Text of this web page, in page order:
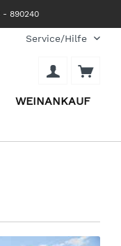
- 890240
Service/Hilfe
WEINANKAUF